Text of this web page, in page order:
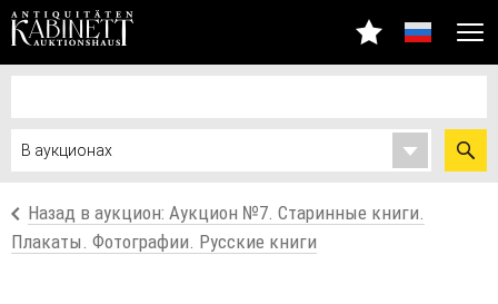
Назад в аукцион: Аукцион №7. Старинные книги.
Плакаты. Фотографии. Русские книги